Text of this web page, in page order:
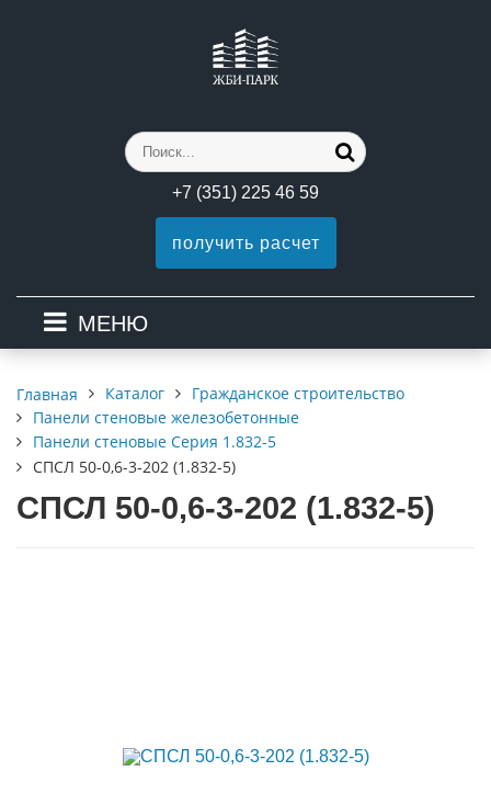
+7 (351) 225 46 59
получить расчет
МЕНЮ
Главная Каталог
Гражданское строительство
Панели стеновые железобетонные
Панели стеновые Серия 1.832-5
СПСЛ 50-0,6-3-202 (1.832-5)
СПСЛ 50-0,6-3-202 (1.832-5)